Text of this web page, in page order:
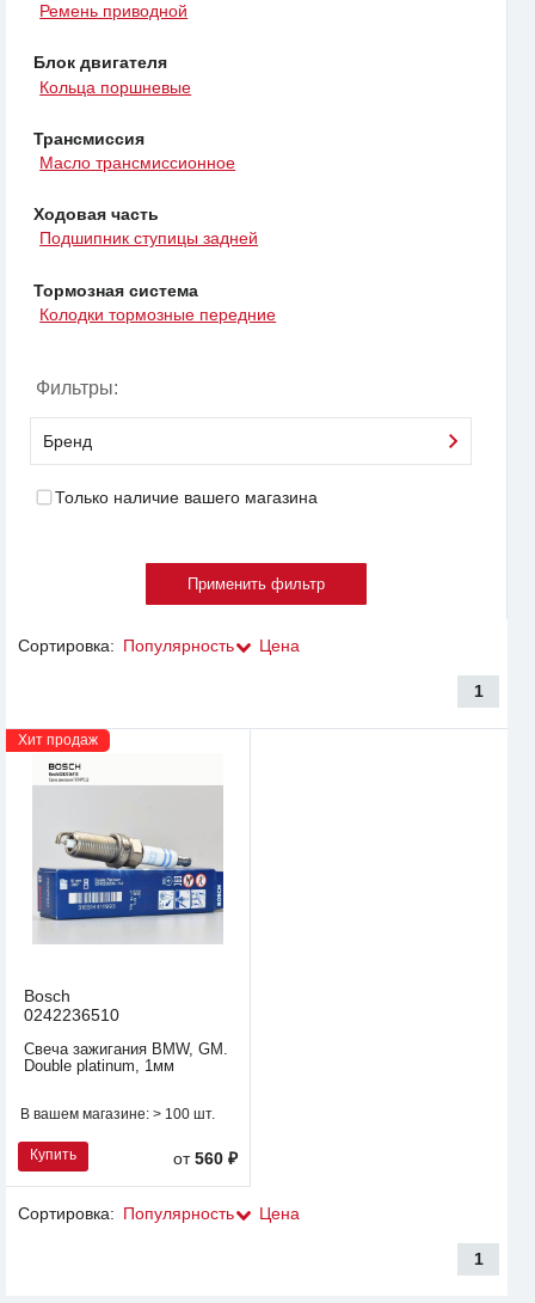
Ремень приводной
Блок двигателя
Кольца поршневые
Трансмиссия
Масло трансмиссионное
Ходовая часть
Подшипник ступицы задней
Тормозная система
Колодки тормозные передние
Фильтры:
Бренд
Только наличие вашего магазина
Сортировка: Популярность Цена
1
Хит продаж
Bosch
0242236510
Свеча зажигания BMW, GM.
Double platinum, 1мм
В вашем магазине: > 100 шт.
Купить от560 ₽
Сортировка: Популярность Цена
1